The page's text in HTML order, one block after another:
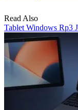
Read Also
Tablet Windows Rp3